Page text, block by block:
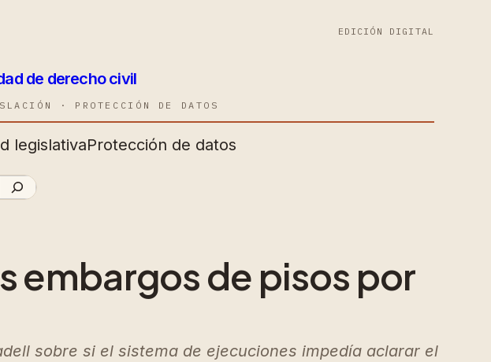
EDICIÓN DIGITAL
de derecho civil
· PROTECCIÓN DE DATOS
legislativaProtección de datos
embargos de pisos por
sobre si el sistema de ejecuciones impedía aclarar el